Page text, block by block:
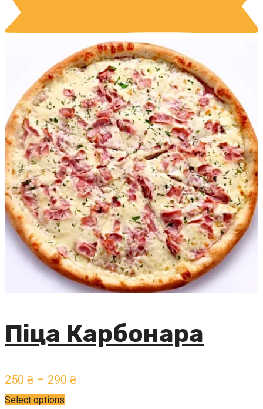
Піца Карбонара
250 ₴ – 290 ₴
Select options